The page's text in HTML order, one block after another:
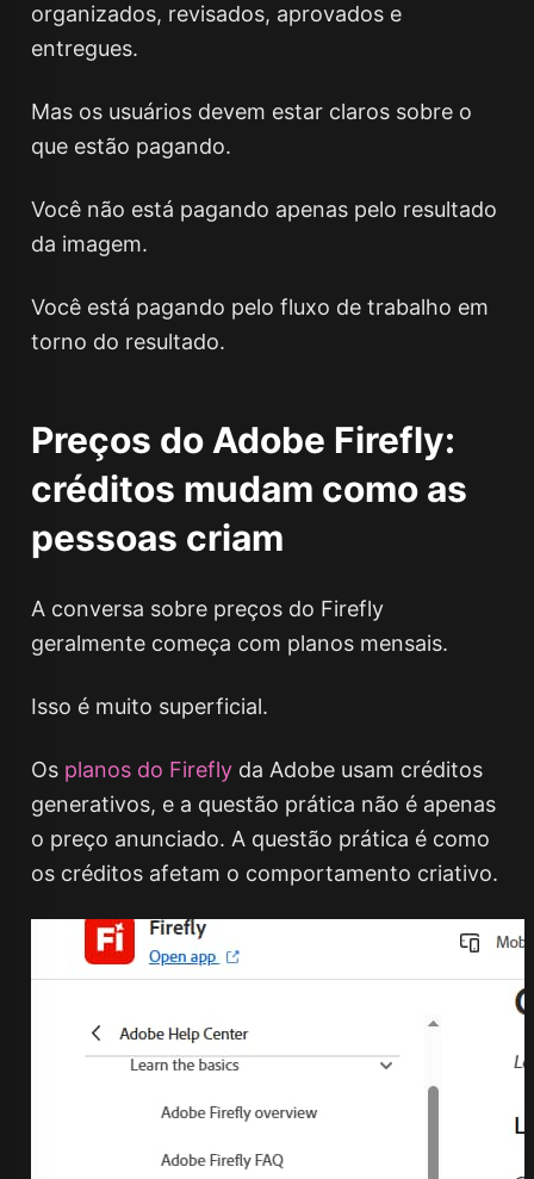
organizados, revisados, aprovados e
entregues.
Mas os usuários devem estar claros sobre o
que estão pagando.
Você não está pagando apenas pelo resultado
da imagem.
Você está pagando pelo fluxo de trabalho em
torno do resultado.
Preços do Adobe Firefly:
créditos mudam como as
pessoas criam
A conversa sobre preços do Firefly
geralmente começa com planos mensais.
Isso é muito superficial.
Os planos do Fireflyda Adobe usam créditos
generativos, e a questão prática não é apenas
o preço anunciado. A questão prática é como
os créditos afetam o comportamento criativo.